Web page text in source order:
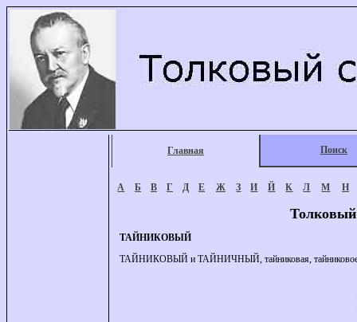
Главная Поиск
А Б В Г Д Е Ж З И Й К Л М Н
ТАЙНИКОВЫЙ
ТАЙНИКОВЫЙ и ТАЙНИЧНЫЙ, тайниковая, тайниковое.